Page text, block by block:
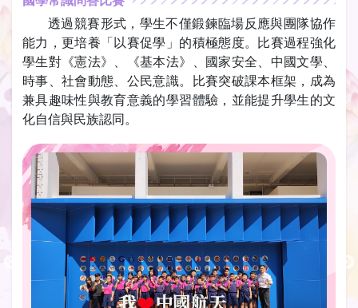
透過競賽形式，學生不僅鍛鍊臨場反應與團隊協作
能力，更培養「以賽促學」的積極態度。比賽過程強化
學生對《憲法》、《基本法》、國家安全、中國文學、
時事、社會動態、公民意識。比賽突破課本框架，成為
兼具趣味性與教育意義的學習體驗，並能提升學生的文
化自信與民族認同。